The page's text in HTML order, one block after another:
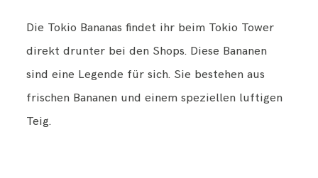
Die Tokio Bananas findet ihr beim Tokio Tower
direkt drunter bei den Shops. Diese Bananen
sind eine Legende für sich. Sie bestehen aus
frischen Bananen und einem speziellen luftigen
Teig.